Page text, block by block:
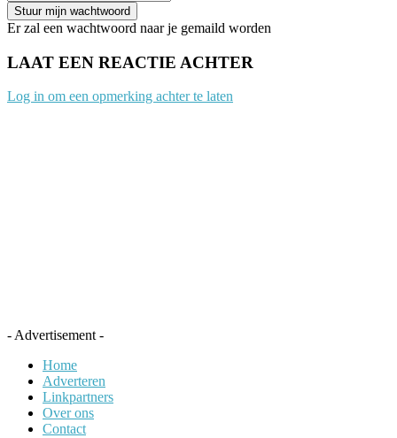
Er zal een wachtwoord naar je gemaild worden
LAAT EEN REACTIE ACHTER
Log in om een opmerking achter te laten
- Advertisement -
Home
Adverteren
Linkpartners
Over ons
Contact